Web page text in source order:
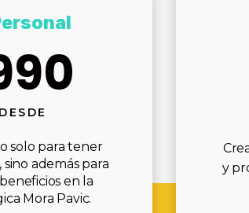
solo para tener
además para
en la
Mora Pavic.
y